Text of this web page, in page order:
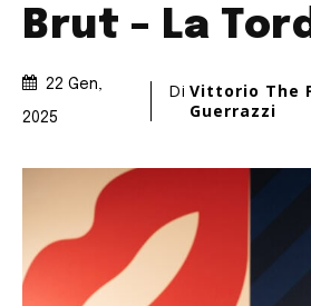
Brut – La
22 Gen,
2025
Di Vittorio The
Guerrazzi